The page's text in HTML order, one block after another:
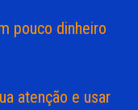
pouco dinheiro
atenção e usar